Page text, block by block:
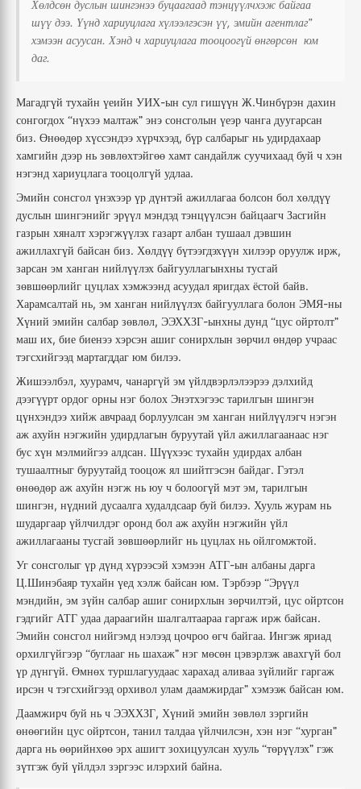
Хөлдсөн дуслын шингэнээ буцаагаад тэнцүүлчхэж байгаа
шүү дээ. Үүнд хариуцлага хүлээлгэсэн үү, эмийн агентлаг”
хэмээн асуусан. Хэнд ч хариуцлага тооцоогүй өнгөрсөн юм
даг.
Магадгүй тухайн үеийн УИХ-ын сул гишүүн Ж.Чинбүрэн дахин
сонгогдох “нүхээ малтаж” энэ сонсголын үеэр чанга дуугарсан
биз. Өнөөдөр хүссэндээ хүрчхээд, бүр салбарыг нь удирдахаар
хамгийн дээр нь зөвлөхтэйгөө хамт сандайлж суучихаад буй ч хэн
нэгэнд хариуцлага тооцолгүй удлаа.
Эмийн сонсгол үнэхээр үр дүнтэй ажиллагаа болсон бол хөлдүү
дуслын шингэнийг эрүүл мэндэд тэнцүүлсэн байцаагч Засгийн
газрын хяналт хэрэгжүүлэх газарт албан тушаал дэвшин
ажиллахгүй байсан биз. Хөлдүү бүтээгдэхүүн хилээр оруулж ирж,
зарсан эм ханган нийлүүлэх байгууллагынхны тусгай
зөвшөөрлийг цуцлах хэмжээнд асуудал яригдах ёстой байв.
Харамсалтай нь, эм ханган нийлүүлэх байгууллага болон ЭМЯ-ны
Хүний эмийн салбар зөвлөл, ЭЭХХЗГ-ынхны дунд “цус ойртолт”
маш их, бие биенээ хэрсэн ашиг сонирхлын зөрчил өндөр учраас
тэгсхийгээд мартагддаг юм билээ.
Жишээлбэл, хуурамч, чанаргүй эм үйлдвэрлэлээрээ дэлхийд
дээгүүрт ордог орны нэг болох Энэтхэгээс тарилгын шингэн
цүнхэндээ хийж авчраад борлуулсан эм ханган нийлүүлэгч нэгэн
аж ахуйн нэгжийн удирдлагын буруутай үйл ажиллагаанаас нэг
бус хүн мэлмийгээ алдсан. Шүүхээс тухайн удирдах албан
тушаалтныг буруутайд тооцож ял шийтгэсэн байдаг. Гэтэл
өнөөдөр аж ахуйн нэгж нь юу ч болоогүй мэт эм, тарилгын
шингэн, нүдний дусаалга худалдсаар буй билээ. Хууль журам нь
шударгаар үйлчилдэг оронд бол аж ахуйн нэгжийн үйл
ажиллагааны тусгай зөвшөөрлийг нь цуцлах нь ойлгомжтой.
Уг сонсголыг үр дүнд хүрээсэй хэмээн АТГ-ын албаны дарга
Ц.Шинэбаяр тухайн үед хэлж байсан юм. Тэрбээр “Эрүүл
мэндийн, эм зүйн салбар ашиг сонирхлын зөрчилтэй, цус ойртсон
гэдгийг АТГ удаа дараагийн шалгалтаараа гаргаж ирж байсан.
Эмийн сонсгол нийгэмд нэлээд цочроо өгч байгаа. Ингэж яриад
орхилгүйгээр “буглааг нь шахаж” нэг мөсөн цэвэрлэж авахгүй бол
үр дүнгүй. Өмнөх туршлагуудаас харахад аливаа зүйлийг гаргаж
ирсэн ч тэгсхийгээд орхивол улам даамжирдаг” хэмээж байсан юм.
Даамжирч буй нь ч ЭЭХХЗГ, Хүний эмийн зөвлөл зэргийн
өнөөгийн цус ойртсон, танил талдаа үйлчилсэн, хэн нэг “хурган”
дарга нь өөрийнхөө эрх ашигт зохицуулсан хууль “төрүүлэх” гэж
зүтгэж буй үйлдэл зэргээс илэрхий байна.